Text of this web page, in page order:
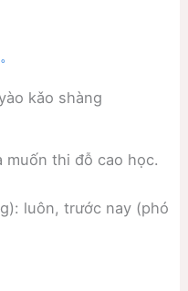
kǎo shàng
muốn thi đỗ cao học.
luôn, trước nay (phó